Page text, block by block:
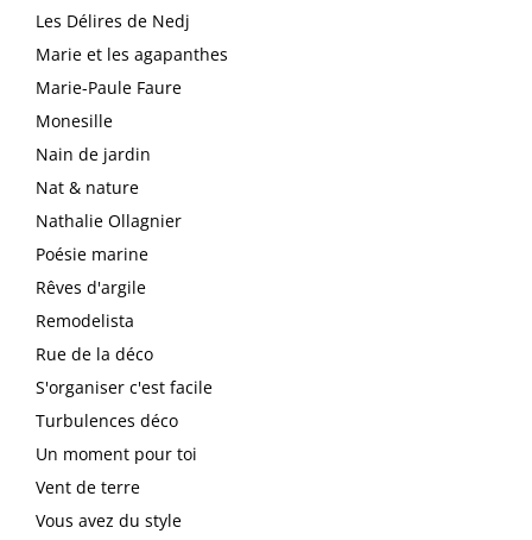
Les Délires de Nedj
Marie et les agapanthes
Marie-Paule Faure
Monesille
Nain de jardin
Nat & nature
Nathalie Ollagnier
Poésie marine
Rêves d'argile
Remodelista
Rue de la déco
S'organiser c'est facile
Turbulences déco
Un moment pour toi
Vent de terre
Vous avez du style